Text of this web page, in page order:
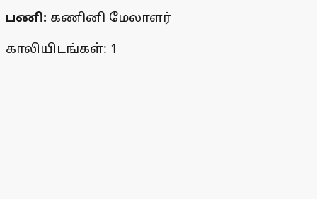
பணி: கணினி மேலாளர்
காலியிடங்கள்: 1